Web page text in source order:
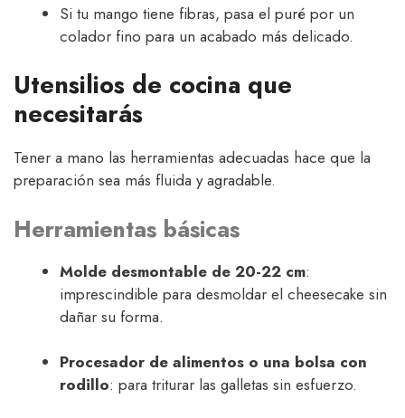
Si tu mango tiene fibras, pasa el puré por un
colador fino para un acabado más delicado.
Utensilios de cocina que
necesitarás
Tener a mano las herramientas adecuadas hace que la
preparación sea más fluida y agradable.
Herramientas básicas
Molde desmontable de 20-22 cm:
imprescindible para desmoldar el cheesecake sin
dañar su forma.
Procesador de alimentos o una bolsa con
rodillo: para triturar las galletas sin esfuerzo.